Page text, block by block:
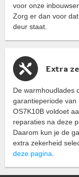
voor onze
Zorg er dan voor
deur staat.
Extra
De warmhoudlades
garantieperiode van
OS7K10B voldoet
reparaties na deze
Daarom kun je de
extra zekerheid
deze pagina